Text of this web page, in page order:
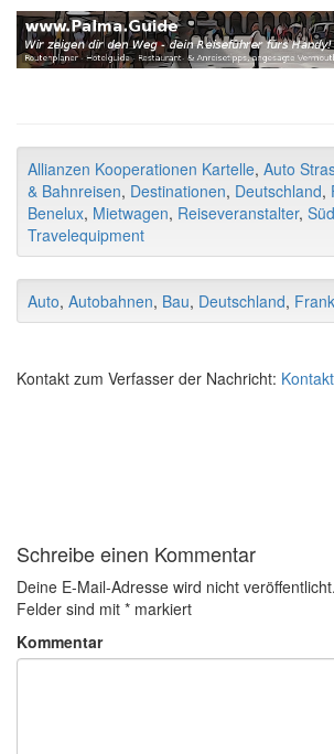
Allianzen Kooperationen Kartelle, Auto
& Bahnreisen, Destinationen, Deutschland,
Benelux, Mietwagen, Reiseveranstalter,
Travelequipment
Auto, Autobahnen, Bau, Deutschland,
Kontakt zum Verfasser der Nachricht:
Schreibe einen Kommentar
Deine E-Mail-Adresse wird nicht veröffentlicht.
Felder sind mit * markiert
Kommentar